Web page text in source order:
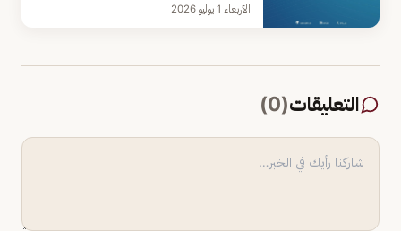
الأربعاء 1 يوليو 2026
التعليقات(
0
)